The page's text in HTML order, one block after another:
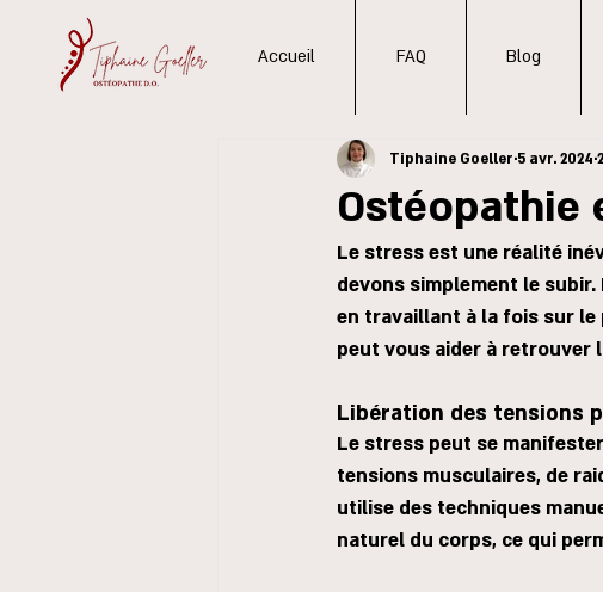
Accueil FAQ Blog
Ostéopathie
Tiphaine Goeller 5 avr. 2024
Le stress est une réalité
devons simplement le
en travaillant à la fois sur
peut vous aider à retrouver
Libération des tensions
Le stress peut se
tensions musculaires, de
utilise des techniques
naturel du corps, ce qui